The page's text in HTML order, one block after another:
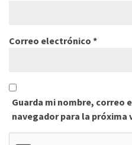
Correo electrónico *
Guarda mi nombre, correo
navegador para la próxima